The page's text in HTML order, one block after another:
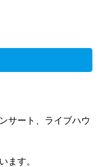
サート、ライブハウ
ます。